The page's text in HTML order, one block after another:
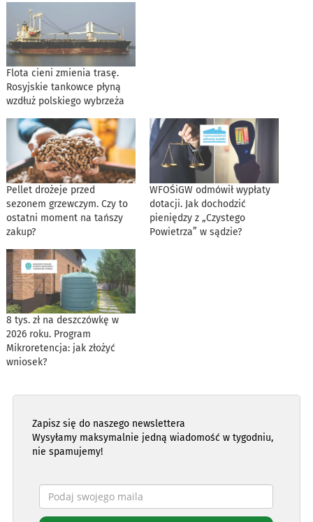
Flota cieni zmienia trasę.
Rosyjskie tankowce płyną
wzdłuż polskiego wybrzeża
Pellet drożeje przed
sezonem grzewczym. Czy to
ostatni moment na tańszy
zakup?
WFOŚiGW odmówił wypłaty
dotacji. Jak dochodzić
pieniędzy z „Czystego
Powietrza” w sądzie?
8 tys. zł na deszczówkę w
2026 roku. Program
Mikroretencja: jak złożyć
wniosek?
Zapisz się do naszego newslettera
Wysyłamy maksymalnie jedną wiadomość w tygodniu,
nie spamujemy!